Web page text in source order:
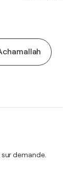
demande.